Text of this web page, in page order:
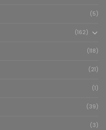
(5)
(162)
(118)
(21)
(1)
(39)
(3)